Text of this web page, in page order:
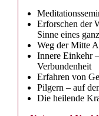
Erforschen der
Sinne eines
Weg der Mitte
Innere Einkehr
Verbundenheit
Erfahren von
Pilgern – auf
Die heilende